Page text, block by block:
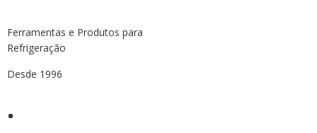
Ferramentas e Produtos para
Refrigeração
Desde 1996